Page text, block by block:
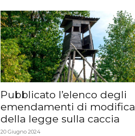
Pubblicato l’elenco degli
emendamenti di modifica
della legge sulla caccia
20 Giugno 2024